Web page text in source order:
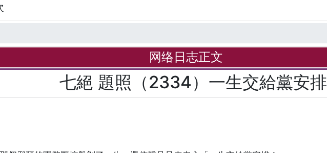
网络日志正文
七絕 題照（2334）一生交給黨安排